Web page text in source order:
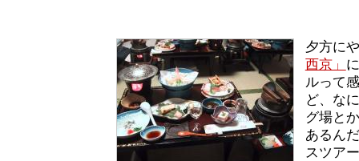
夕方に
西京」
ルって
ど、な
グ場と
あるん
スツア